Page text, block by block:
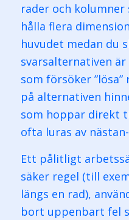
rader och
hålla flera
huvudet medan du
svarsalternativen
som försöker
på alternativen
som hoppar direkt
ofta luras av
Ett pålitligt
säker regel (till
längs en rad),
bort uppenbart fel